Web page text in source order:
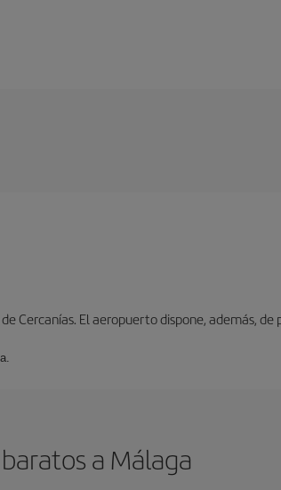
Cercanías. El aeropuerto dispone, además, de
a Málaga